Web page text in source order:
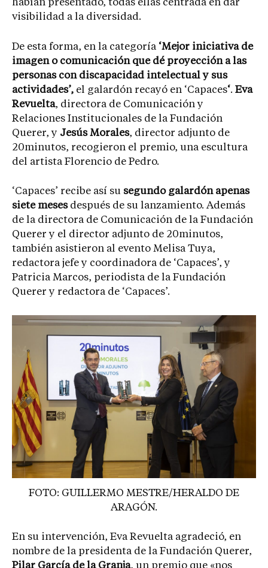
habían presentado, todas ellas centrada en dar
visibilidad a la diversidad.
De esta forma, en la categoría ‘Mejor iniciativa de
imagen o comunicación que dé proyección a las
personas con discapacidad intelectual y sus
actividades’, el galardón recayó en ‘Capaces‘. Eva
Revuelta, directora de Comunicación y
Relaciones Institucionales de la Fundación
Querer, y Jesús Morales, director adjunto de
20minutos, recogieron el premio, una escultura
del artista Florencio de Pedro.
‘Capaces’ recibe así su segundo galardón apenas
siete mesesdespués de su lanzamiento. Además
de la directora de Comunicación de la Fundación
Querer y el director adjunto de 20minutos,
también asistieron al evento Melisa Tuya,
redactora jefe y coordinadora de ‘Capaces’, y
Patricia Marcos, periodista de la Fundación
Querer y redactora de ‘Capaces’.
FOTO: GUILLERMO MESTRE/HERALDO DE
ARAGÓN.
En su intervención, Eva Revuelta agradeció, en
nombre de la presidenta de la Fundación Querer,
Pilar García de la Granja, un premio que «nos